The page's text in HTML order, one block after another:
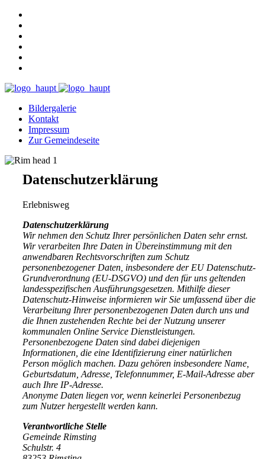
Bildergalerie
Kontakt
Impressum
Zur Gemeindeseite
Datenschutzerklärung
Erlebnisweg
Datenschutzerklärung
Wir nehmen den Schutz Ihrer persönlichen Daten sehr ernst.
Wir verarbeiten Ihre Daten in Übereinstimmung mit den
anwendbaren Rechtsvorschriften zum Schutz
personenbezogener Daten, insbesondere der EU Datenschutz-
Grundverordnung (EU-DSGVO) und den für uns geltenden
landesspezifischen Ausführungsgesetzen. Mithilfe dieser
Datenschutz-Hinweise informieren wir Sie umfassend über die
Verarbeitung Ihrer personenbezogenen Daten durch uns und
die Ihnen zustehenden Rechte bei der Nutzung unserer
kommunalen Online Service Dienstleistungen.
Personenbezogene Daten sind dabei diejenigen
Informationen, die eine Identifizierung einer natürlichen
Person möglich machen. Dazu gehören insbesondere Name,
Geburtsdatum, Adresse, Telefonnummer, E-Mail-Adresse aber
auch Ihre IP-Adresse.
Anonyme Daten liegen vor, wenn keinerlei Personenbezug
zum Nutzer hergestellt werden kann.
Verantwortliche Stelle
Gemeinde Rimsting
Schulstr. 4